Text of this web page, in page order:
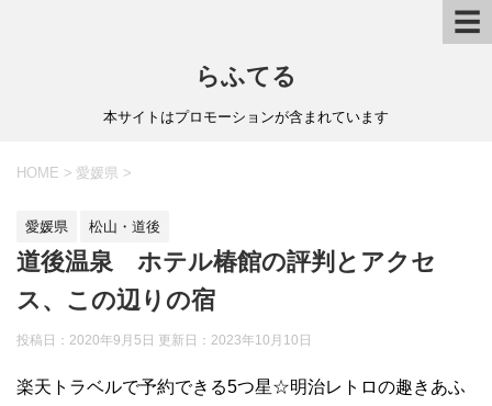
☰
らふてる
本サイトはプロモーションが含まれています
HOME > 愛媛県 >
愛媛県 松山・道後
道後温泉 ホテル椿館の評判とアクセ
ス、この辺りの宿
投稿日：2020年9月5日 更新日： 2023年10月10日
楽天トラベルで予約できる5つ星☆明治レトロの趣きあふ